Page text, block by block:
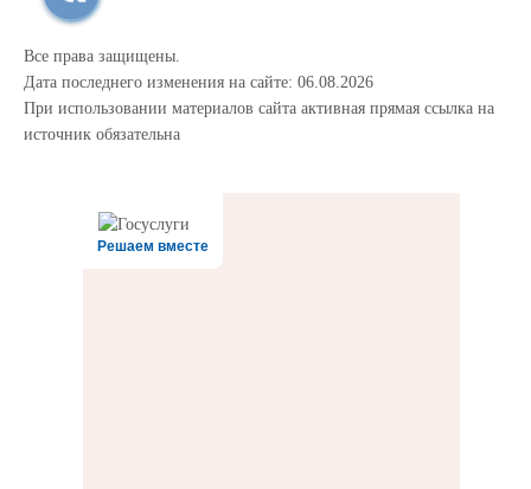
Все права защищены.
Дата последнего изменения на сайте: 06.08.2026
При использовании материалов сайта активная прямая ссылка на
источник обязательна
Решаем вместе